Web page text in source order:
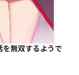
無双するようで